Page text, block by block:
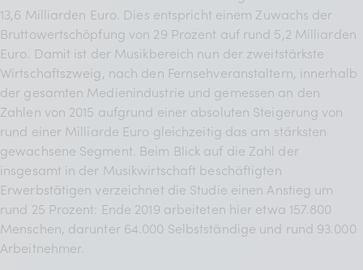
13,6 Milliarden Euro. Dies entspricht einem Zuwachs der
Bruttowertschöpfung von 29 Prozent auf rund 5,2 Milliarden
Euro. Damit ist der Musikbereich nun der zweitstärkste
Wirtschaftszweig, nach den Fernsehveranstaltern, innerhalb
der gesamten Medienindustrie und gemessen an den
Zahlen von 2015 aufgrund einer absoluten Steigerung von
rund einer Milliarde Euro gleichzeitig das am stärksten
gewachsene Segment. Beim Blick auf die Zahl der
insgesamt in der Musikwirtschaft beschäftigten
Erwerbstätigen verzeichnet die Studie einen Anstieg um
rund 25 Prozent: Ende 2019 arbeiteten hier etwa 157.800
Menschen, darunter 64.000 Selbstständige und rund 93.000
Arbeitnehmer.